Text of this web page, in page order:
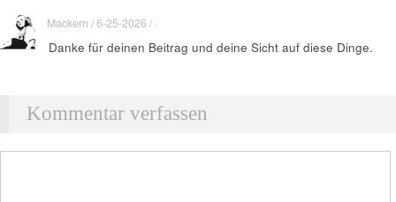
Mackern / 6-25-2026 / ·
Danke für deinen Beitrag und deine Sicht auf diese Dinge.
Kommentar verfassen